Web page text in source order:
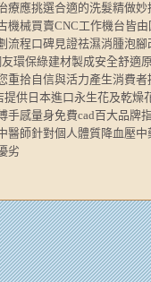
療應挑選合適的洗髮精做
機械買賣CNC工作機台皆
流程口碑見證祛濕消腫泡
環保綠建材製成安全舒適
重拾自信與活力產生消費
供日本進口永生花及乾
手感量身免費cad百大品牌
醫師針對個人體質降血壓
劣